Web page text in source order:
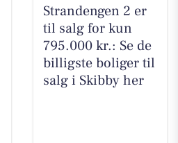
Strandengen 2 er
til salg for kun
795.000 kr.: Se de
billigste boliger til
salg i Skibby her